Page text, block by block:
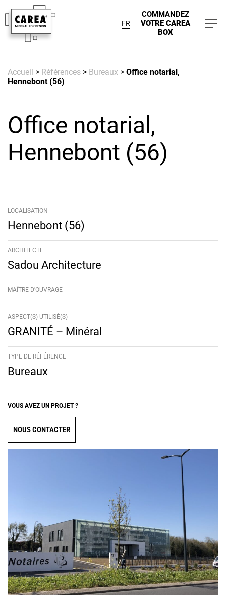
FR
COMMANDEZ
VOTRE CAREA
BOX
Accueil > Références > Bureaux > Office notarial,
Hennebont (56)
Office notarial,
Hennebont (56)
LOCALISATION
Hennebont (56)
ARCHITECTE
Sadou Architecture
MAÎTRE D'OUVRAGE
ASPECT(S) UTILISÉ(S)
GRANITÉ – Minéral
TYPE DE RÉFÉRENCE
Bureaux
VOUS AVEZ UN PROJET ?
NOUS CONTACTER